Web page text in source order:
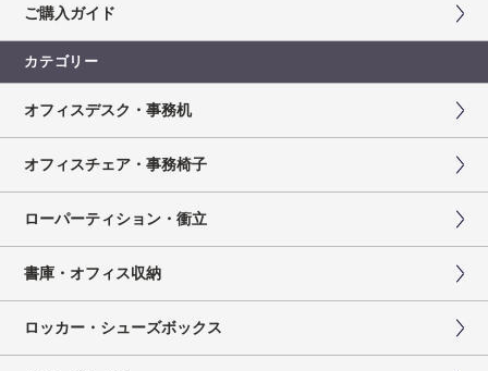
ご購入ガイド
カテゴリー
オフィスデスク・事務机
オフィスチェア・事務椅子
ローパーティション・衝立
書庫・オフィス収納
ロッカー・シューズボックス